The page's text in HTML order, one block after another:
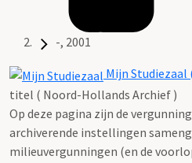
-, 2001
Mijn
titel ( Noord-Hollands Archief )
Op deze pagina zijn de
archiverende instellingen
milieuvergunningen (en de